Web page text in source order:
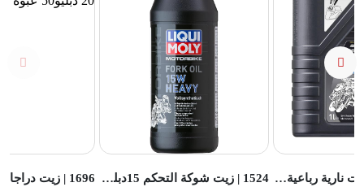
1521 | زيت دراجات نارية رباعية الشواط 10دبليو40 ستريت عبوة 1لتر عرض المنتج
1524 | زيت شوكة التحكم 15دبليو ثقيل عبوة 500مل
عرض المنتج